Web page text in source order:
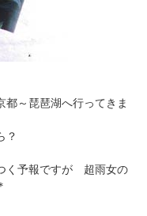
～琵琶湖へ行ってきま
？
予報ですが 超雨女の